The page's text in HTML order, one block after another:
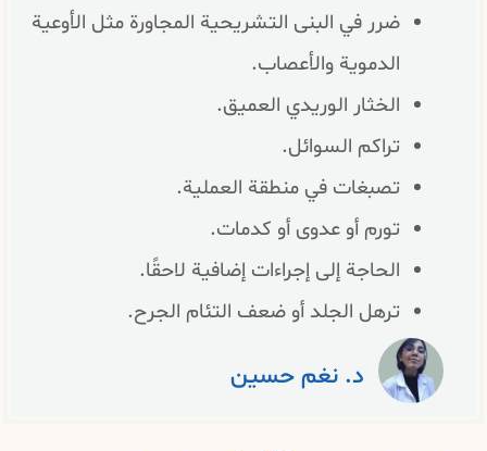
ضرر في البنى التشريحية المجاورة مثل الأوعية
الدموية والأعصاب.
الخثار الوريدي العميق.
تراكم السوائل.
تصبغات في منطقة العملية.
تورم أو عدوى أو كدمات.
الحاجة إلى إجراءات إضافية لاحقًا.
ترهل الجلد أو ضعف التئام الجرح.
د. نغم حسين